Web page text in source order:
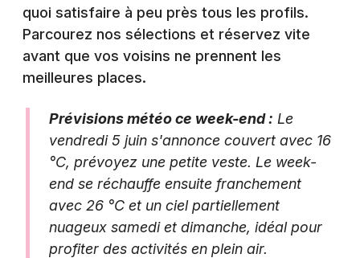
Newsletter des sorties
Artistes en tournée
Actus à Clermont-Ferrand
Magazine à Clermont-Ferrand
quoi satisfaire à peu près tous les profils.
Parcourez nos sélections et réservez vite
avant que vos voisins ne prennent les
meilleures places.
Prévisions météo ce week-end : Le
vendredi 5 juin s'annonce couvert avec 16
°C, prévoyez une petite veste. Le week-
end se réchauffe ensuite franchement
avec 26 °C et un ciel partiellement
nuageux samedi et dimanche, idéal pour
profiter des activités en plein air.